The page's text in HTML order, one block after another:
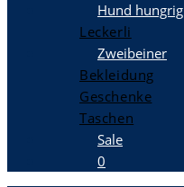
Hund hungrig
Leckerli
Zweibeiner
Bekleidung
Geschenke
Taschen
Sale
0